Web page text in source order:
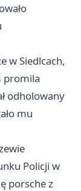
w Siedlcach,
promila
odholowany
mu
Policji w
porsche z